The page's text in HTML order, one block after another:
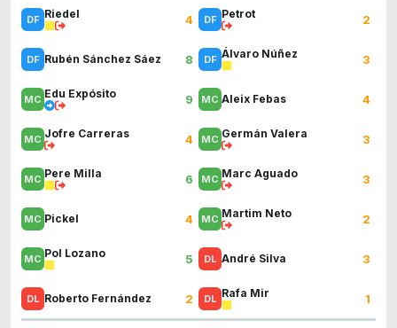
Riedel 4
Rubén Sánchez Sáez 8
Edu Expósito 9
Jofre Carreras 4
Pere Milla 6
Pickel 4
Pol Lozano 5
Roberto Fernández 2
Petrot 2
Álvaro Núñez 3
Aleix Febas 4
Germán Valera 3
Marc Aguado 3
Martim Neto 2
André Silva 3
Rafa Mir 1